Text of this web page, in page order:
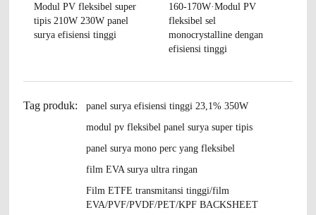
Modul PV fleksibel super
tipis 210W 230W panel
surya efisiensi tinggi
160-170W·Modul PV
fleksibel sel
monocrystalline dengan
efisiensi tinggi
Tag produk:
panel surya efisiensi tinggi 23,1% 350W
modul pv fleksibel panel surya super tipis
panel surya mono perc yang fleksibel
film EVA surya ultra ringan
Film ETFE transmitansi tinggi/film
EVA/PVF/PVDF/PET/KPF BACKSHEET